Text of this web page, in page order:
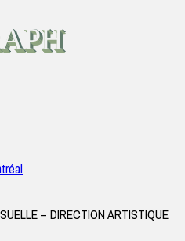
– DIRECTION ARTISTIQUE